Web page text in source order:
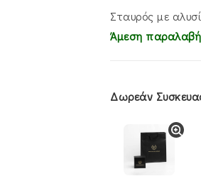
Σταυρός με
Άμεση
Δωρεάν